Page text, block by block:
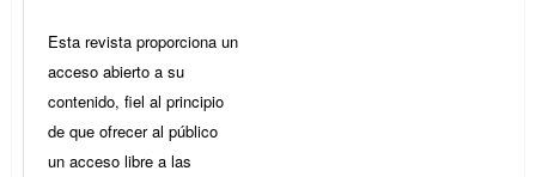
Esta revista proporciona un
acceso abierto a su
contenido, fiel al principio
de que ofrecer al público
un acceso libre a las